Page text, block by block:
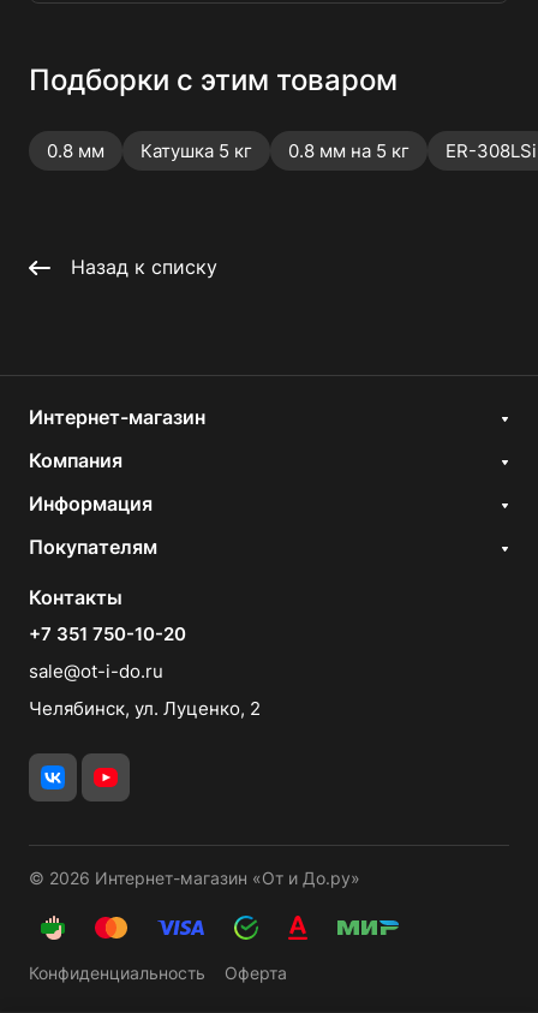
Подборки с этим товаром
0.8 мм Катушка 5 кг 0.8 мм на 5 кг ER-308LSi
Назад к списку
Интернет-магазин
Компания
Информация
Покупателям
Контакты
+7 351 750-10-20
sale@ot-i-do.ru
Челябинск, ул. Луценко, 2
© 2026 Интернет-магазин «От и До.ру»
Конфиденциальность Оферта